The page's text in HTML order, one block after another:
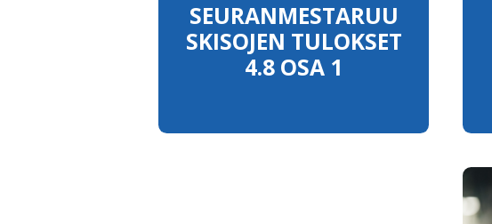
SEURANMESTARUU
SKISOJEN TULOKSET
4.8 OSA 1